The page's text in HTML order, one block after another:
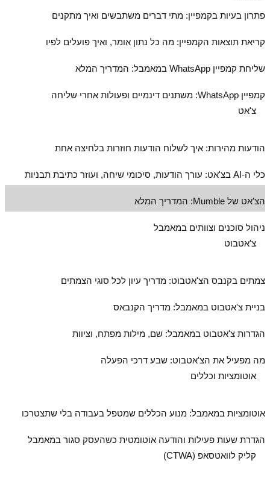
פתרון בעיות בקמפיין: מתי דברים משתבשים ואיך מתקנים
קריאת תוצאות הקמפיין: מה כל נתון אומר, ואיך פועלים לפיו
שליחת קמפיין WhatsApp במאמבל: המדריך המלא
קמפיין WhatsApp: משתנים דינמיים ופעולות אחרי שליחה
צ'אט
הודעות מהירות: איך לשלוח הודעות חוזרות בלחיצה אחת
כלי ה‑AI בצ'אט: עורך הודעות, סיכומי שיחה, ועוזר כתיבת תבניות
הצ'אט של Mumble: המדריך המלא
ניהול סוכנים וצוותים במאמבל
צ'אטבוט
צמתים בקנבס הצ'אטבוט: מדריך עיון לכל סוגי הצמתים
בניית צ'אטבוט במאמבל: מדריך הקנבאס
הגדרות צ'אטבוט במאמבל: שם, מילות מפתח, וציוות
מה מפעיל את הצ'אטבוט: שבע דרכי הפעלה
אוטומציות וכללים
אוטומציות במאמבל: מנוע הכללים שמטפל בעבודה בלי שתצטרכו
הגדרת שעות פעילות והודעה אוטומטית כשהעסק סגור במאמבל
קליק לוואטסאפ (CTWA)